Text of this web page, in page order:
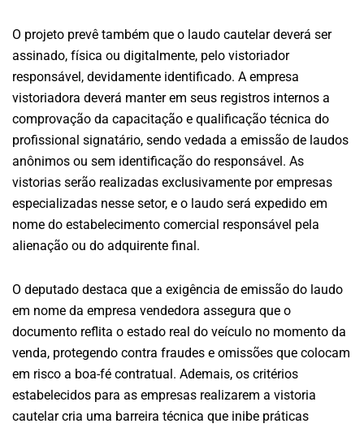
O projeto prevê também que o laudo cautelar deverá ser
assinado, física ou digitalmente, pelo vistoriador
responsável, devidamente identificado. A empresa
vistoriadora deverá manter em seus registros internos a
comprovação da capacitação e qualificação técnica do
profissional signatário, sendo vedada a emissão de laudos
anônimos ou sem identificação do responsável. As
vistorias serão realizadas exclusivamente por empresas
especializadas nesse setor, e o laudo será expedido em
nome do estabelecimento comercial responsável pela
alienação ou do adquirente final.
O deputado destaca que a exigência de emissão do laudo
em nome da empresa vendedora assegura que o
documento reflita o estado real do veículo no momento da
venda, protegendo contra fraudes e omissões que colocam
em risco a boa-fé contratual. Ademais, os critérios
estabelecidos para as empresas realizarem a vistoria
cautelar cria uma barreira técnica que inibe práticas